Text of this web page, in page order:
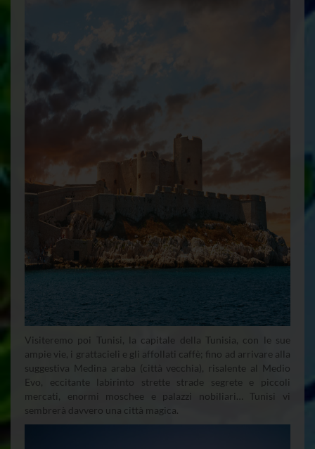
Visiteremo poi Tunisi, la capitale della Tunisia, con le sue
ampie vie, i grattacieli e gli affollati caffè; fino ad arrivare alla
suggestiva Medina araba (città vecchia), risalente al Medio
Evo, eccitante labirinto strette strade segrete e piccoli
mercati, enormi moschee e palazzi nobiliari… Tunisi vi
sembrerà davvero una città magica.